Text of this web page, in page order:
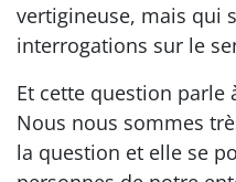
vertigineuse, mais qui
interrogations sur le
Et cette question parle
Nous nous sommes
la question et elle se